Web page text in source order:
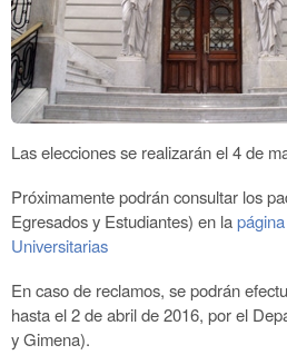
Las elecciones se realizarán el 4 de
Próximamente podrán consultar los
Egresados y Estudiantes) en la
Universitarias
En caso de reclamos, se podrán
hasta el 2 de abril de 2016, por el
y Gimena).